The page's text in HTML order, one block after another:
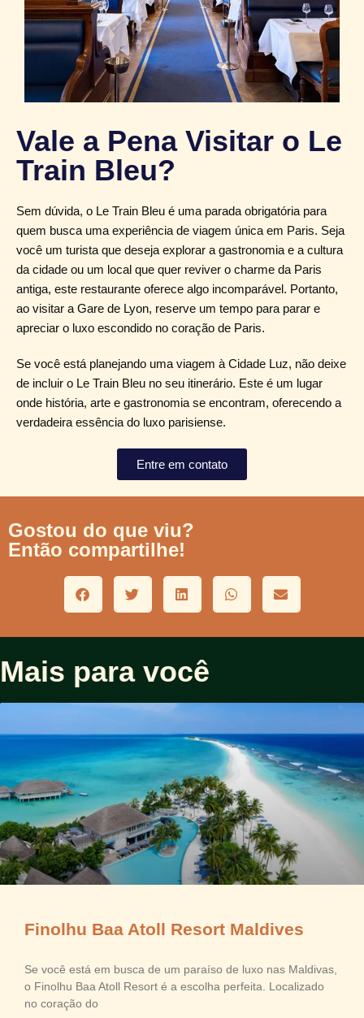
Vale a Pena Visitar o Le
Train Bleu?
Sem dúvida, o Le Train Bleu é uma parada obrigatória para
quem busca uma experiência de viagem única em Paris. Seja
você um turista que deseja explorar a gastronomia e a cultura
da cidade ou um local que quer reviver o charme da Paris
antiga, este restaurante oferece algo incomparável. Portanto,
ao visitar a Gare de Lyon, reserve um tempo para parar e
apreciar o luxo escondido no coração de Paris.
Se você está planejando uma viagem à Cidade Luz, não deixe
de incluir o Le Train Bleu no seu itinerário. Este é um lugar
onde história, arte e gastronomia se encontram, oferecendo a
verdadeira essência do luxo parisiense.
Entre em contato
Gostou do que viu?
Então compartilhe!
Mais para você
Finolhu Baa Atoll Resort Maldives
Se você está em busca de um paraíso de luxo nas Maldivas,
o Finolhu Baa Atoll Resort é a escolha perfeita. Localizado
no coração do